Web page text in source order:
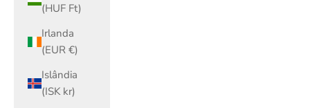
(HUF Ft)
Irlanda
(EUR €)
Islândia
(ISK kr)